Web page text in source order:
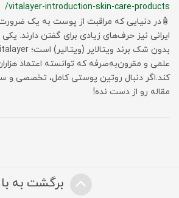
/vitalayer-introduction-skin-care-products
🧴در دنیایی که مراقبت از پوست به یک
ایرانی نیز حرف‌های زیادی برای گفتن دارند.
علمی و مقرون‌به‌صرفه که توانسته اعتماد
کند.اگر دنبال روتین پوستی کامل، تخصصی و
مقاله رو از دست نده!
برگشت به